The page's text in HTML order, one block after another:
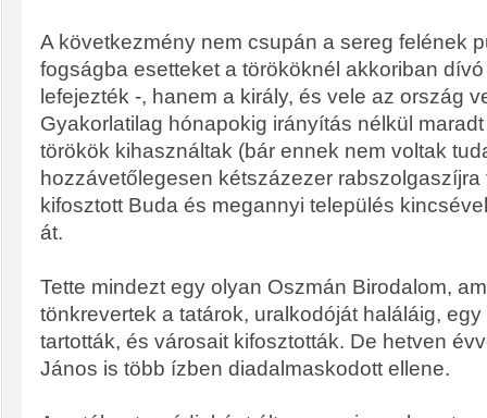
A következmény nem csupán a sereg felének
fogságba esetteket a törököknél akkoriban
lefejezték -, hanem a király, és vele az ország
Gyakorlatilag hónapokig irányítás nélkül
törökök kihasználtak (bár ennek nem voltak
hozzávetőlegesen kétszázezer rabszolgaszíjra
kifosztott Buda és megannyi település
át.
Tette mindezt egy olyan Oszmán Birodalom,
tönkrevertek a tatárok, uralkodóját haláláig,
tartották, és városait kifosztották. De hetven
János is több ízben diadalmaskodott ellene.